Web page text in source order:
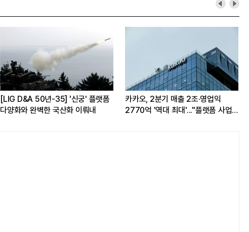
[LIG D&A 50년-35] '신궁' 플랫폼
다양화와 완벽한 국산화 이뤄내
카카오, 2분기 매출 2조·영업익
2770억 '역대 최대'..."플랫폼 사업